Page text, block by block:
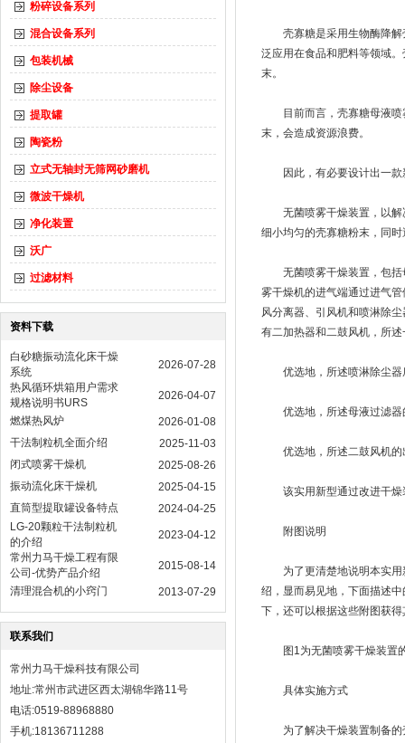
粉碎设备系列
混合设备系列
包装机械
除尘设备
提取罐
陶瓷粉
立式无轴封无筛网砂磨机
微波干燥机
净化装置
沃广
过滤材料
资料下载
白砂糖振动流化床干燥
系统
2026-07-28
热风循环烘箱用户需求
规格说明书URS
2026-04-07
燃煤热风炉
2026-01-08
干法制粒机全面介绍
2025-11-03
闭式喷雾干燥机
2025-08-26
振动流化床干燥机
2025-04-15
直筒型提取罐设备特点
2024-04-25
LG-20颗粒干法制粒机
的介绍
2023-04-12
常州力马干燥工程有限
公司-优势产品介绍
2015-08-14
清理混合机的小窍门
2013-07-29
联系我们
常州力马干燥科技有限公司
地址:常州市武进区西太湖锦华路11号
电话:0519-88968880
手机:18136711288
壳寡糖是采用生物酶降解
泛应用在食品和肥料等领域
末。
目前而言，壳寡糖母液喷
末，会造成资源浪费。
因此，有必要设计出一款
无菌喷雾干燥装置，以解
细小均匀的壳寡糖粉末，同
无菌喷雾干燥装置，包括
雾干燥机的进气端通过进气
风分离器、引风机和喷淋除
有二加热器和二鼓风机，所
优选地，所述喷淋除尘器
优选地，所述母液过滤器
优选地，所述二鼓风机的
该实用新型通过改进干燥
附图说明
为了更清楚地说明本实用
绍，显而易见地，下面描述
下，还可以根据这些附图获
图1为无菌喷雾干燥装置
具体实施方式
为了解决干燥装置制备的